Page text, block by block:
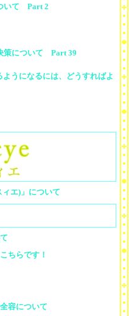
いて Part 2
策について Part 39
うになるには、どうすればよ
エ)」について
ちらです！
容について